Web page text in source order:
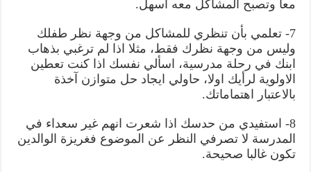
معا وتصبح المشاكل معه اسهل.
7- تعلمي بأن تنظري للمشاكل من وجهة نظر طفلك
وليس من وجهة نظرك فقط، مثلا اذا لم ترغبي بذهاب
ابنك في رحلة مدرسية، اسألي نفسك اذا كنت تعطين
الاولوية لرأيك اولا، حاولي ايجاد حل متوازن آخذة
بالاعتبار اهتماماتك.
8- استفيدي من حدسك اذا شعرت انهم غير سعداء في
المدرسة لا تصرفي النظر عن الموضوع فغريزة الوالدين
تكون غالبا صحيحة.